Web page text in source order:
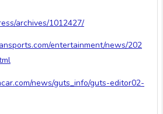
archives/1012427/
entertainment/news/202
news/guts_info/guts-editor02-